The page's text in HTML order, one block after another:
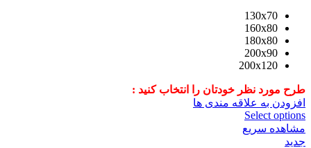
130x70
160x80
180x80
200x90
200x120
طرح مورد نظر خودتان را انتخاب کنید :
افزودن به علاقه مندی ها
Select options
مشاهده سریع
جدید